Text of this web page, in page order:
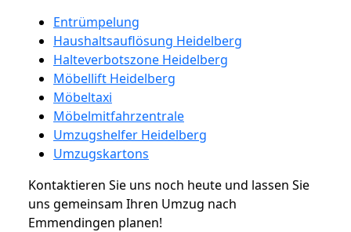
Entrümpelung
Haushaltsauflösung Heidelberg
Halteverbotszone Heidelberg
Möbellift Heidelberg
Möbeltaxi
Möbelmitfahrzentrale
Umzugshelfer Heidelberg
Umzugskartons
Kontaktieren Sie uns noch heute und lassen Sie
uns gemeinsam Ihren Umzug nach
Emmendingen planen!